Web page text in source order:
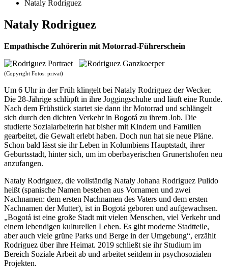
Nataly Rodriguez
Nataly Rodriguez
Empathische Zuhörerin mit Motorrad-Führerschein
(Copyright Fotos: privat)
Um 6 Uhr in der Früh klingelt bei Nataly Rodriguez der Wecker.
Die 28-Jährige schlüpft in ihre Joggingschuhe und läuft eine Runde.
Nach dem Frühstück startet sie dann ihr Motorrad und schlängelt
sich durch den dichten Verkehr in Bogotá zu ihrem Job. Die
studierte Sozialarbeiterin hat bisher mit Kindern und Familien
gearbeitet, die Gewalt erlebt haben. Doch nun hat sie neue Pläne.
Schon bald lässt sie ihr Leben in Kolumbiens Hauptstadt, ihrer
Geburtsstadt, hinter sich, um im oberbayerischen Grunertshofen neu
anzufangen.
Nataly Rodriguez, die vollständig Nataly Johana Rodriguez Pulido
heißt (spanische Namen bestehen aus Vornamen und zwei
Nachnamen: dem ersten Nachnamen des Vaters und dem ersten
Nachnamen der Mutter), ist in Bogotá geboren und aufgewachsen.
„Bogotá ist eine große Stadt mit vielen Menschen, viel Verkehr und
einem lebendigen kulturellen Leben. Es gibt moderne Stadtteile,
aber auch viele grüne Parks und Berge in der Umgebung“, erzählt
Rodriguez über ihre Heimat. 2019 schließt sie ihr Studium im
Bereich Soziale Arbeit ab und arbeitet seitdem in psychosozialen
Projekten.